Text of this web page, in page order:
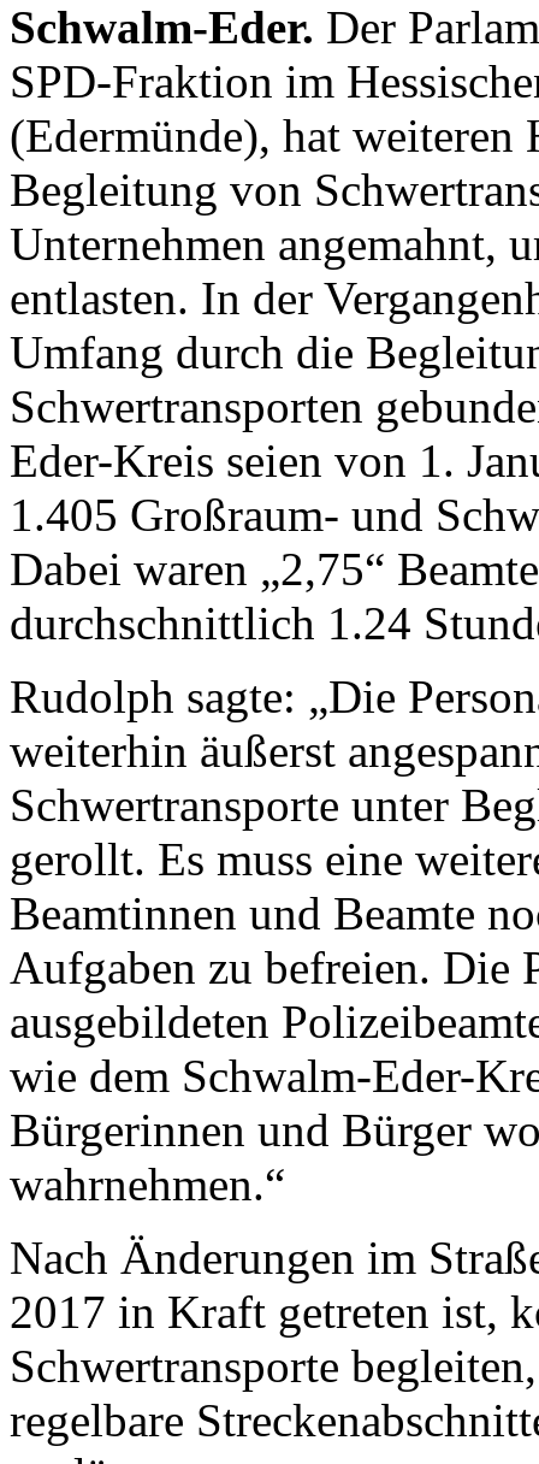
Schwalm-Eder. Der
SPD-Fraktion im
(Edermünde), hat weiteren
Begleitung von
Unternehmen angemahnt,
entlasten. In der
Umfang durch die
Schwertransporten
Eder-Kreis seien von 1.
1.405 Großraum- und
Dabei waren „2,75“
durchschnittlich 1.24
Rudolph sagte: „Die
weiterhin äußerst
Schwertransporte unter
gerollt. Es muss eine
Beamtinnen und Beamte
Aufgaben zu befreien. Die
ausgebildeten
wie dem Schwalm-Eder-
Bürgerinnen und Bürger
wahrnehmen.“
Nach Änderungen im
2017 in Kraft getreten ist,
Schwertransporte
regelbare